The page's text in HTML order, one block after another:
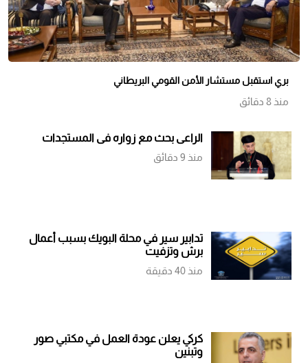
بري استقبل مستشار الأمن القومي البريطاني
منذ 8 دقائق
الراعي بحث مع زواره في المستجدات
منذ 9 دقائق
تدابير سير في محلة البويك بسبب أعمال
برش وتزفيت
منذ 40 دقيقة
كركي يعلن عودة العمل في مكتبي صور
وتبنين